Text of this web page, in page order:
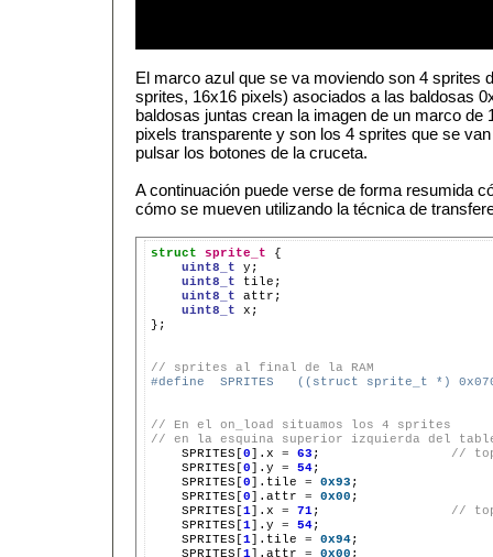
El marco azul que se va moviendo son 4 sprites
sprites, 16x16 pixels) asociados a las baldosas
baldosas juntas crean la imagen de un marco de
pixels transparente y son los 4 sprites que se
pulsar los botones de la cruceta.
A continuación puede verse de forma resumida
cómo se mueven utilizando la técnica de
struct sprite_t
uint8_t
uint8_t
uint8_t
uint8_t
x;
};
// sprites al final de la RAM
#define  SPRITES   ((struct sprite_t *)
// En el on_load situamos los 4 sprites
// en la esquina superior izquierda del
SPRITES[ 0 ].x = 63 ;
//
SPRITES[ 0 ].y = 54
SPRITES[ 0 ].tile = 0x93
SPRITES[ 0 ].attr = 0x00
SPRITES[ 1].x = 71;
//
SPRITES[ 1].y = 54
SPRITES[ 1].tile = 0x94
SPRITES[ 1].attr = 0x00